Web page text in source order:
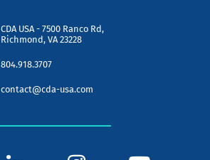
CDA USA - 7500 Ranco Rd,
Richmond, VA 23228
804.918.3707
contact@cda-usa.com